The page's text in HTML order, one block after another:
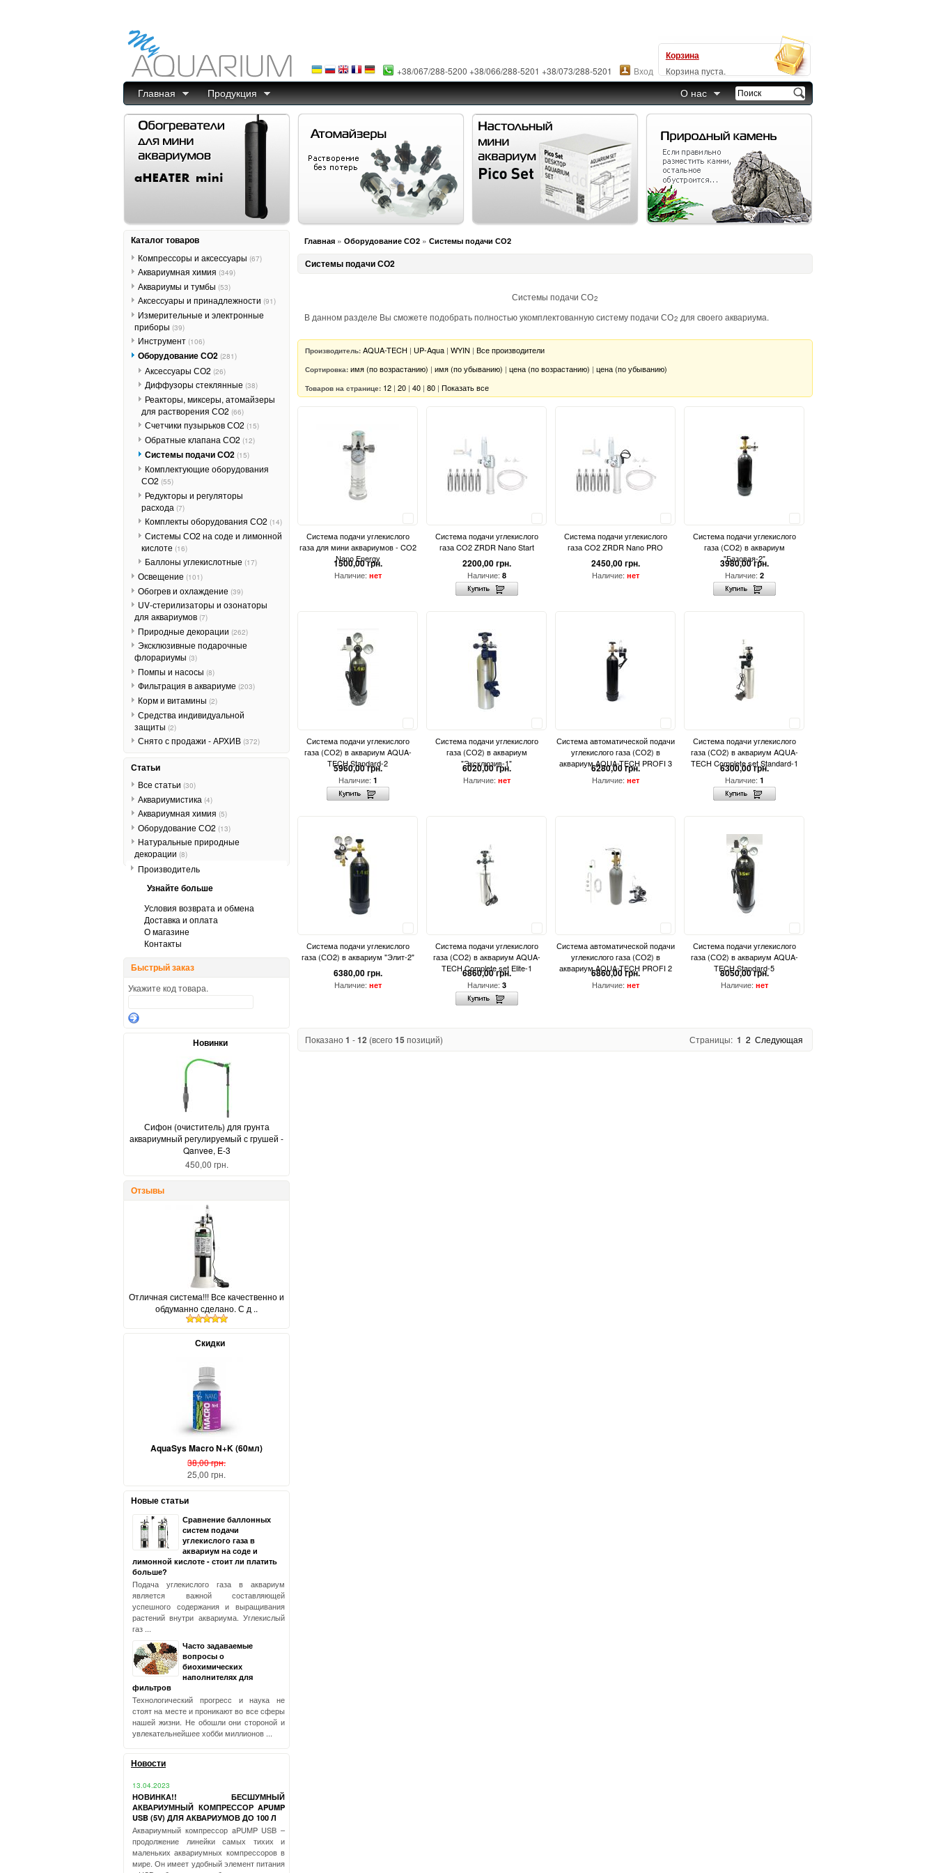
Корзина
Корзина пуста.
+38/067/288-5200 +38/066/288-5201 +38/073/288-5201 Вход
Главная Продукция О нас
Главная » Оборудование СО2 » Системы подачи СО2
Системы подачи СО2
Системы подачи СО2
В данном разделе Вы сможете подобрать полностью укомплектованную систему подачи СО2 для своего аквариума.
Производитель: AQUA-TECH | UP-Aqua | WYIN | Все производители
Сортировка: имя (по возрастанию) | имя (по убыванию) | цена (по возрастанию) | цена (по убыванию)
Товаров на странице: 12 | 20 | 40 | 80 | Показать все
Система подачи углекислого
газа для мини аквариумов - CO2
Nano Energy
1500,00 грн.
Наличие: нет
Система подачи углекислого
газа CO2 ZRDR Nano Start
2200,00 грн.
Наличие: 8
Система подачи углекислого
газа CO2 ZRDR Nano PRO
2450,00 грн.
Наличие: нет
Система подачи углекислого
газа (СО2) в аквариум
"Базовая-2"
3980,00 грн.
Наличие: 2
Система подачи углекислого
газа (СО2) в аквариум AQUA-
TECH Standard-2
5960,00 грн.
Наличие: 1
Система подачи углекислого
газа (СО2) в аквариум
"Эксклюзив-1"
6020,00 грн.
Наличие: нет
Система автоматической подачи
углекислого газа (СО2) в
аквариум AQUA-TECH PROFI 3
6280,00 грн.
Наличие: нет
Система подачи углекислого
газа (СО2) в аквариум AQUA-
TECH Complete set Standard-1
6300,00 грн.
Наличие: 1
Система подачи углекислого
газа (СО2) в аквариум "Элит-2"
6380,00 грн.
Наличие: нет
Система подачи углекислого
газа (СО2) в аквариум AQUA-
TECH Complete set Elite-1
6860,00 грн.
Наличие: 3
Система автоматической подачи
углекислого газа (СО2) в
аквариум AQUA-TECH PROFI 2
6860,00 грн.
Наличие: нет
Система подачи углекислого
газа (СО2) в аквариум AQUA-
TECH Standard-5
8050,00 грн.
Наличие: нет
Страницы: 1 2 Следующая
Показано1 -12 (всего15 позиций)
Каталог товаров
Компрессоры и аксессуары (67)
Аквариумная химия (349)
Аквариумы и тумбы (53)
Аксессуары и принадлежности (91)
Измерительные и электронные
приборы (39)
Инструмент (106)
Оборудование СО2 (281)
Аксессуары СО2 (26)
Диффузоры стеклянные (38)
Реакторы, миксеры, атомайзеры
для растворения СО2 (66)
Счетчики пузырьков СО2 (15)
Обратные клапана СО2 (12)
Системы подачи СО2 (15)
Комплектующие оборудования
СО2 (55)
Редукторы и регуляторы
расхода (7)
Комплекты оборудования СО2 (14)
Системы СО2 на соде и лимонной
кислоте (16)
Баллоны углекислотные (17)
Освещение (101)
Обогрев и охлаждение (39)
UV-стерилизаторы и озонаторы
для аквариумов (7)
Природные декорации (262)
Эксклюзивные подарочные
флорариумы (3)
Помпы и насосы (8)
Фильтрация в аквариуме (203)
Корм и витамины (2)
Средства индивидуальной
защиты (2)
Снято с продажи - АРХИВ (372)
Статьи
Все статьи (30)
Аквариумистика (4)
Аквариумная химия (5)
Оборудование СО2 (13)
Натуральные природные
декорации (8)
Производитель
Узнайте больше
Условия возврата и обмена
Доставка и оплата
О магазине
Контакты
Быстрый заказ
Укажите код товара.
Новинки
Сифон (очиститель) для грунта
аквариумный регулируемый с грушей -
Qanvee, E-3
450,00 грн.
Отзывы
Отличная система!!! Все качественно и
обдуманно сделано. С д ..
Скидки
AquaSys Macro N+K (60мл)
38,00 грн.
25,00 грн.
Новые статьи
Сравнение баллонных
систем подачи
углекислого газа в
аквариум на соде и
лимонной кислоте - стоит ли платить
больше?
Подача углекислого газа в аквариум
является важной составляющей
успешного содержания и выращивания
растений внутри аквариума. Углекислый
газ ...
Часто задаваемые
вопросы о
биохимических
наполнителях для
фильтров
Технологический прогресс и наука не
стоят на месте и проникают во все сферы
нашей жизни. Не обошли они стороной и
увлекательнейшее хобби миллионов ...
Новости
13.04.2023
НОВИНКА!! БЕСШУМНЫЙ
АКВАРИУМНЫЙ КОМПРЕССОР APUMP
USB (5V) ДЛЯ АКВАРИУМОВ ДО 100 Л
Аквариумный компрессор aPUMP USB –
продолжение линейки самых тихих и
маленьких аквариумных компрессоров в
мире. Он имеет удобный элемент питания